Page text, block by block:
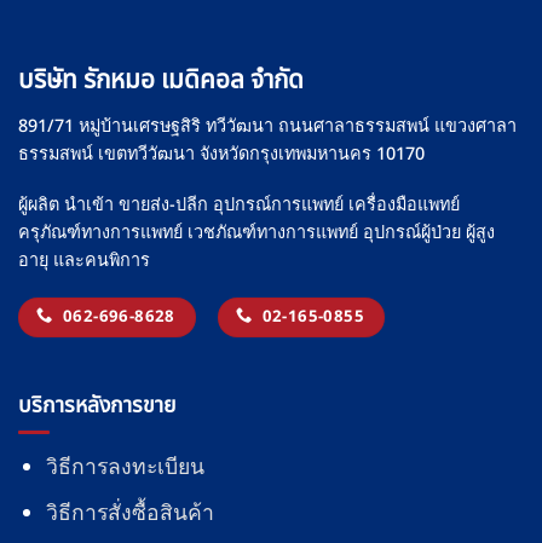
บริษัท รักหมอ เมดิคอล จำกัด
891/71 หมู่บ้านเศรษฐสิริ ทวีวัฒนา ถนนศาลาธรรมสพน์ แขวงศาลา
ธรรมสพน์ เขตทวีวัฒนา จังหวัดกรุงเทพมหานคร 10170
ผู้ผลิต นำเข้า ขายส่ง-ปลีก อุปกรณ์การแพทย์ เครื่องมือแพทย์
ครุภัณฑ์ทางการแพทย์ เวชภัณฑ์ทางการแพทย์ อุปกรณ์ผู้ป่วย ผู้สูง
อายุ และคนพิการ
062-696-8628 02-165-0855
บริการหลังการขาย
วิธีการลงทะเบียน
วิธีการสั่งซื้อสินค้า